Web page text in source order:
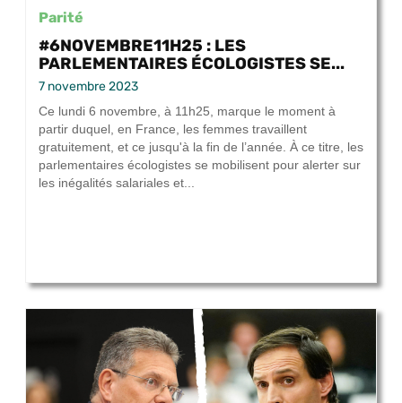
Parité
#6NOVEMBRE11H25 : LES
PARLEMENTAIRES ÉCOLOGISTES SE...
7 novembre 2023
Ce lundi 6 novembre, à 11h25, marque le moment à
partir duquel, en France, les femmes travaillent
gratuitement, et ce jusqu'à la fin de l’année. À ce titre, les
parlementaires écologistes se mobilisent pour alerter sur
les inégalités salariales et...